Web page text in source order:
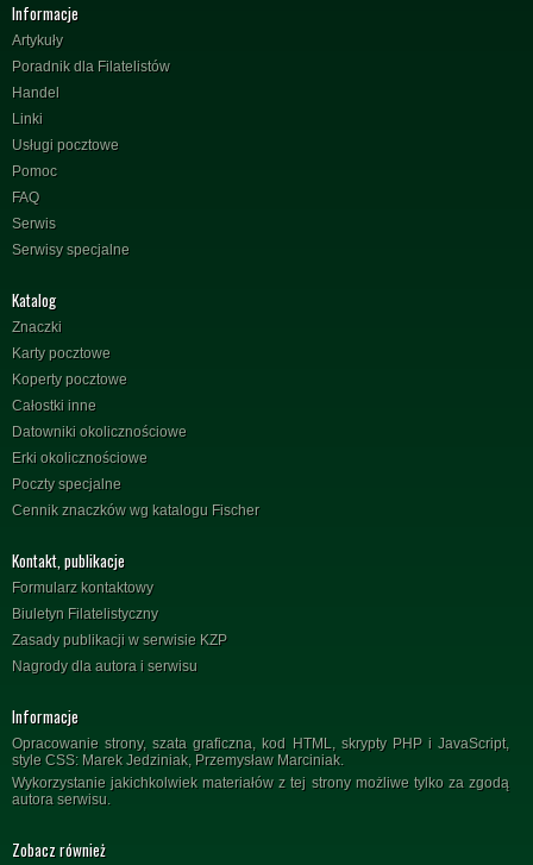
Informacje
Artykuły
Poradnik dla Filatelistów
Handel
Linki
Usługi pocztowe
Pomoc
FAQ
Serwis
Serwisy specjalne
Katalog
Znaczki
Karty pocztowe
Koperty pocztowe
Całostki inne
Datowniki okolicznościowe
Erki okolicznościowe
Poczty specjalne
Cennik znaczków wg katalogu Fischer
Kontakt, publikacje
Formularz kontaktowy
Biuletyn Filatelistyczny
Zasady publikacji w serwisie KZP
Nagrody dla autora i serwisu
Informacje
Opracowanie strony, szata graficzna, kod HTML, skrypty PHP i JavaScript,
style CSS: Marek Jedziniak, Przemysław Marciniak.
Wykorzystanie jakichkolwiek materiałów z tej strony możliwe tylko za zgodą
autora serwisu.
Zobacz również